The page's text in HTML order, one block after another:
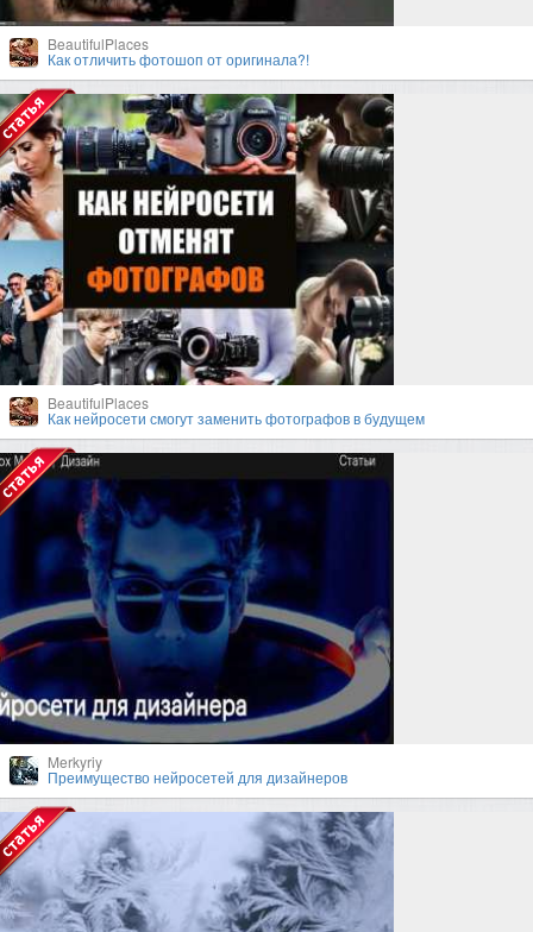
BeautifulPlaces
Как отличить фотошоп от оригинала?!
BeautifulPlaces
Как нейросети смогут заменить фотографов в будущем
Merkyriy
Преимущество нейросетей для дизайнеров